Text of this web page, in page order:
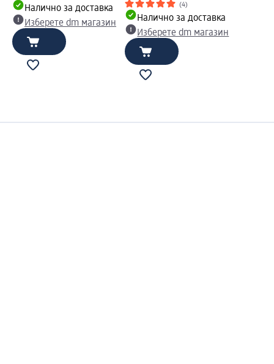
Налично за доставка
Изберете dm магазин
(4)
Налично за доставка
Изберете dm магазин